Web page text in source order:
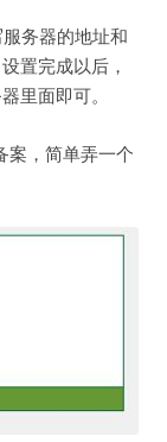
务器的地址和
置完成以后，
里面即可。
案，简单弄一个